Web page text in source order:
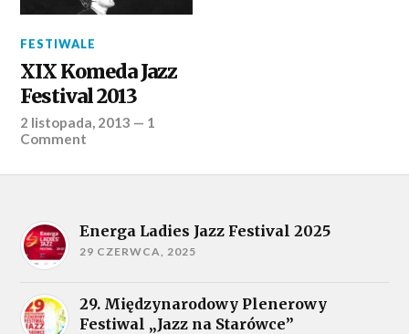
FESTIWALE
XIX Komeda Jazz
Festival 2013
2 listopada, 2013 — 1
Comment
Energa Ladies Jazz Festival 2025
29 CZERWCA, 2025
29. Międzynarodowy Plenerowy
Festiwal „Jazz na Starówce”